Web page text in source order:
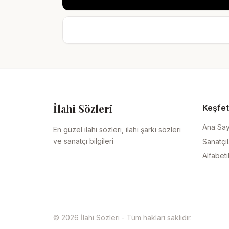
İlahi Sözleri
En güzel ilahi sözleri, ilahi şarkı sözleri
ve sanatçı bilgileri
Keşfet
Ana
© 2026 İlahi Sözleri - Tüm hakları saklıdır.